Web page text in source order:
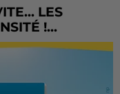
LES
!...